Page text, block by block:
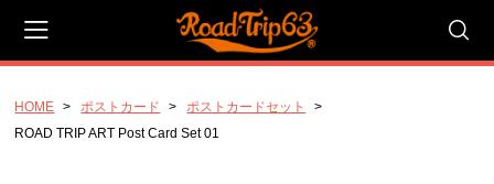
HOME ポストカード
ポストカードセット
ROAD TRIP ART Post Card Set 01